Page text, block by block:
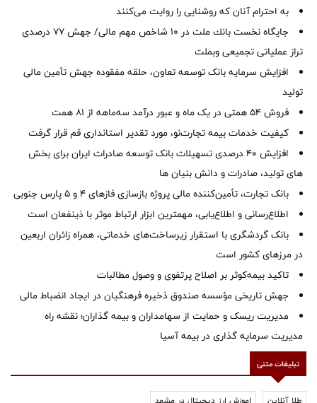
به احترام آنان که روشنایی را روایت می‌کنند
جایگاه نخست بانك ملت در 10 شاخص مهم مالی/ جهش 77 درصدی
تراز عملیاتی تجمیعی وبملت
افزایش سرمایه بانک توسعه تعاون، حلقه مفقوده جهش تأمین مالی
تولید
فروش 54 همتی در یک ماه و عبور درآمد سه‌ماهه از 81 همت
کیفیت خدمات بیمه تجارت‌نو، مورد تقدیر استانداری قم قرار گرفت
افزایش 40 درصدی تسهیلات بانک توسعه صادرات ایران برای بخش
های تولید، صادرات و دانش بنیان ها
بانک تجارت، تأمین‌کننده مالی پروژه بازسازی فازهای ۴ و ۵ پارس جنوبی
اطلاع‌رسانی و اطلاع‌یابی، مهمترین ابزار ارتباط موثر با ذینفعان است
بانک گردشگری با استقرار زیرساخت‌های خدماتی، همراه زائران اربعین
در مرزهای کشور است
تاکید بیمه‌کوثر بر اصلاح پرتفوی و وصول مطالبات ‌
جهش تاریخی مؤسسه صندوق ذخیره فرهنگیان در ایجاد انضباط مالی
مدیریت ریسک و حمایت از سهامداران و بیمه گذاران؛ نقشه راه
مدیریت سرمایه گذاری در بیمه آسیا
تبلیغات متنی
طلا آنلاین اموزش ارز دیجیتال در مشهد